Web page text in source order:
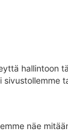
hallintoon
sivustollemme
näe